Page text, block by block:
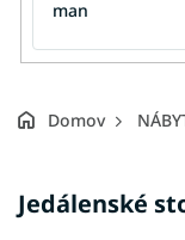
Domov
Jedálenské